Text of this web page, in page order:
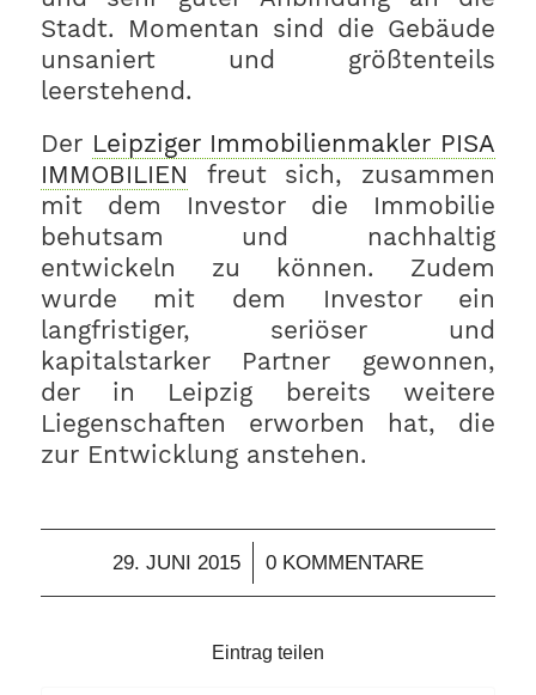
Stadt. Momentan sind die Gebäude
unsaniert und größtenteils
leerstehend.
Der Leipziger Immobilienmakler PISA
IMMOBILIEN freut sich, zusammen
mit dem Investor die Immobilie
behutsam und nachhaltig
entwickeln zu können. Zudem
wurde mit dem Investor ein
langfristiger, seriöser und
kapitalstarker Partner gewonnen,
der in Leipzig bereits weitere
Liegenschaften erworben hat, die
zur Entwicklung anstehen.
29. JUNI 2015
/ 0 KOMMENTARE
Eintrag teilen